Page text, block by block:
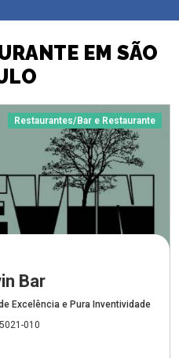
EM SÃO
Restaurantes/Bar e Restaurante
Bar
Excelência e Pura Inventividade
010